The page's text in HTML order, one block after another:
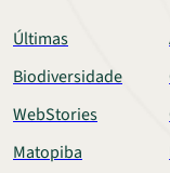
Últimas
Biodiversidade
WebStories
Matopiba